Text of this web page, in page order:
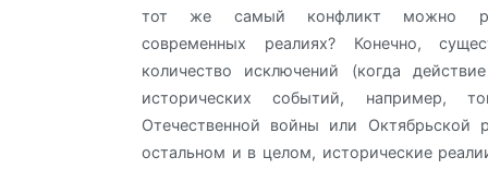
тот же самый конфликт можно
современных реалиях? Конечно,
количество исключений (когда
исторических событий, например,
Отечественной войны или Октябрьской
остальном и в целом, исторические